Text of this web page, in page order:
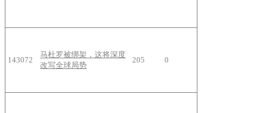
143072
马杜罗被绑架，这将深度
改写全球局势
205 0